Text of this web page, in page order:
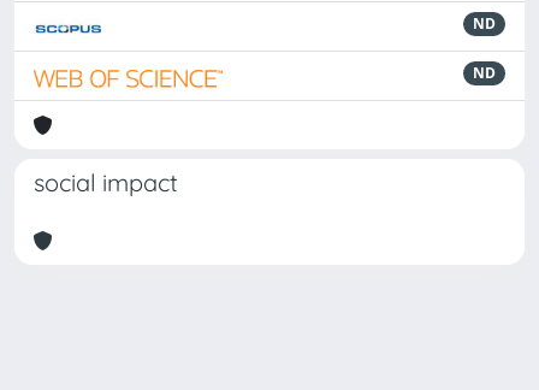
ND
ND
social impact